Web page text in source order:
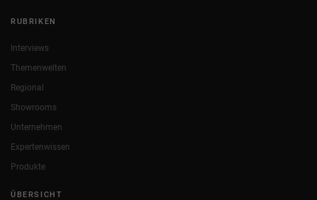
RUBRIKEN
Interviews
Themenwelten
Regional
Showrooms
Unternehmen
Expertenwissen
Produkte
ÜBERSICHT